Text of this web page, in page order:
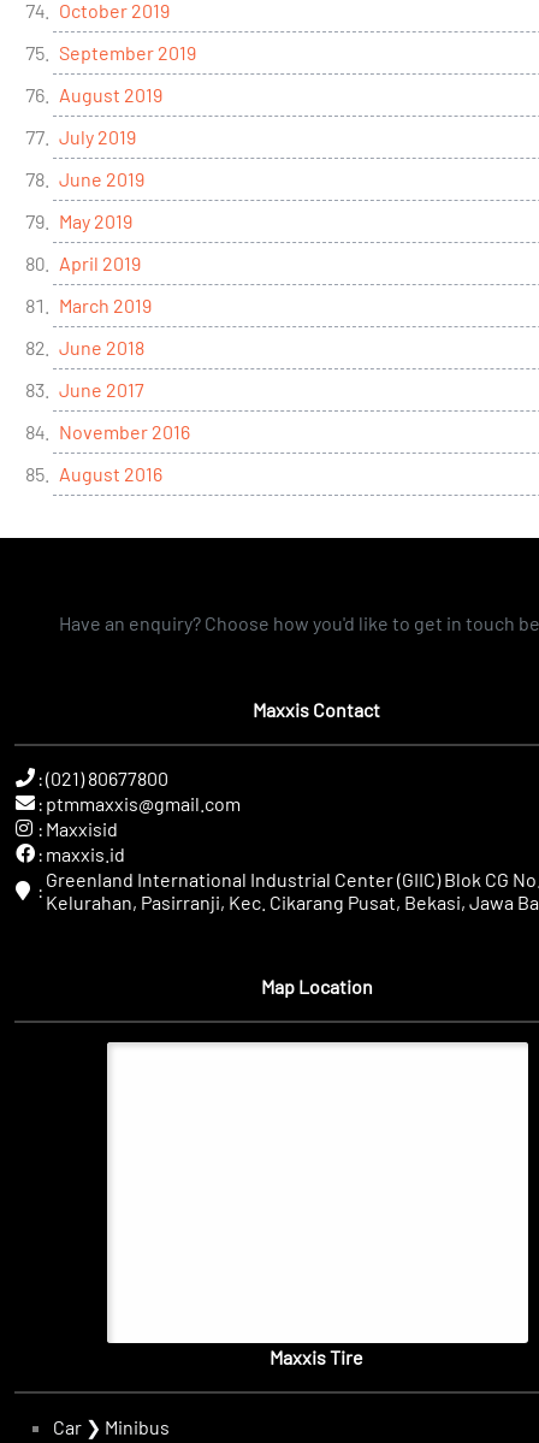
October 2019
September 2019
August 2019
July 2019
June 2019
May 2019
April 2019
March 2019
June 2018
June 2017
November 2016
August 2016
Have an enquiry? Choose how you'd like to get in touch
Maxxis Contact
:(021) 80677800
: ptmmaxxis@gmail.com
: Maxxisid
: maxxis.id
: Greenland International Industrial Center (GIIC) Blok CG
Kelurahan, Pasirranji, Kec. Cikarang Pusat, Bekasi, Jawa
Map Location
Maxxis Tire
Car ❯ Minibus